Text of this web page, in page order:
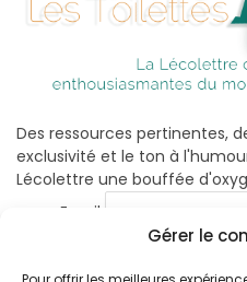
Gérer le
Des ressources pertinentes,
exclusivité et le ton à
Lécolettre une bouffée
Email